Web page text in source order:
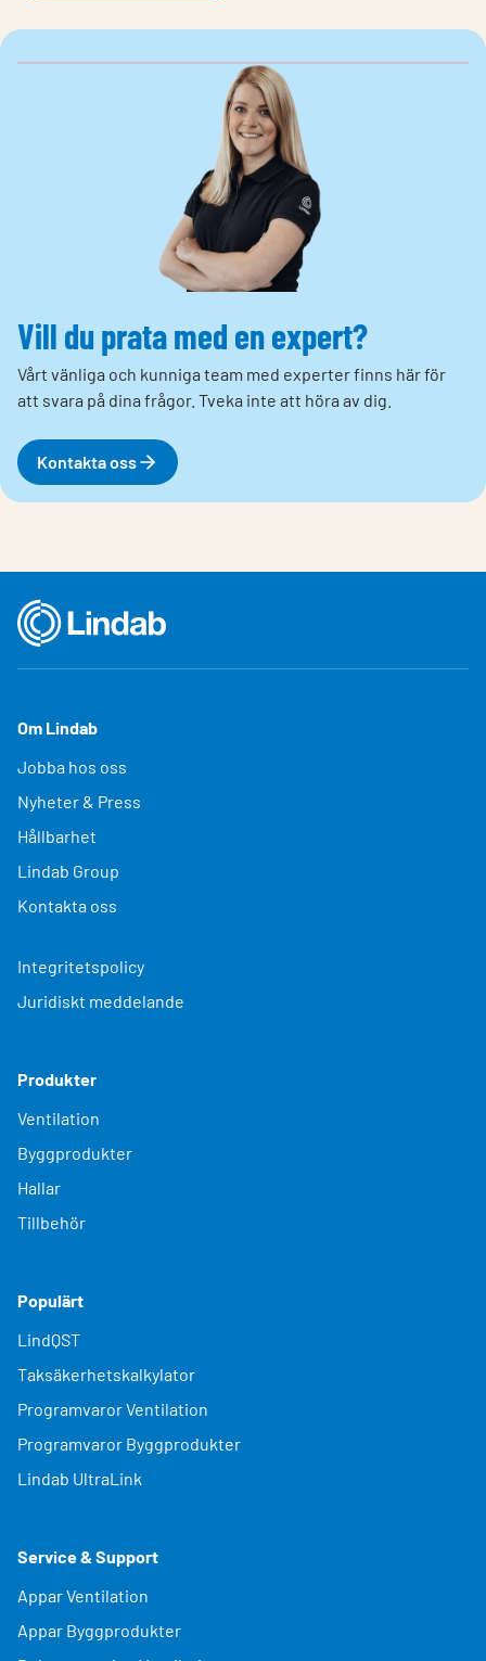
Vill du prata med en expert?
Vårt vänliga och kunniga team med experter finns här för
att svara på dina frågor. Tveka inte att höra av dig.
Kontakta oss
Om Lindab
Jobba hos oss
Nyheter & Press
Hållbarhet
Lindab Group
Kontakta oss
Integritetspolicy
Juridiskt meddelande
Produkter
Ventilation
Byggprodukter
Hallar
Tillbehör
Populärt
LindQST
Taksäkerhetskalkylator
Programvaror Ventilation
Programvaror Byggprodukter
Lindab UltraLink
Service & Support
Appar Ventilation
Appar Byggprodukter